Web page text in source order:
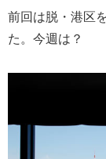
前回は脱・港区
た。今週は？